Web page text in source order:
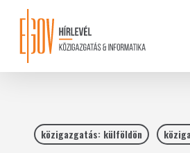
content
közigazgatás: külföldön